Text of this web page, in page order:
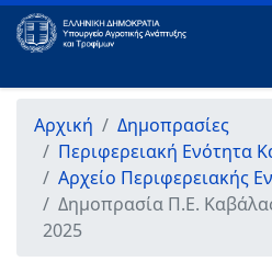
Αρχική
Δημοπρασίες
Περιφερειακή Ενότητα
Αρχείο Περιφερειακής
Δημοπρασία Π.Ε.
2025